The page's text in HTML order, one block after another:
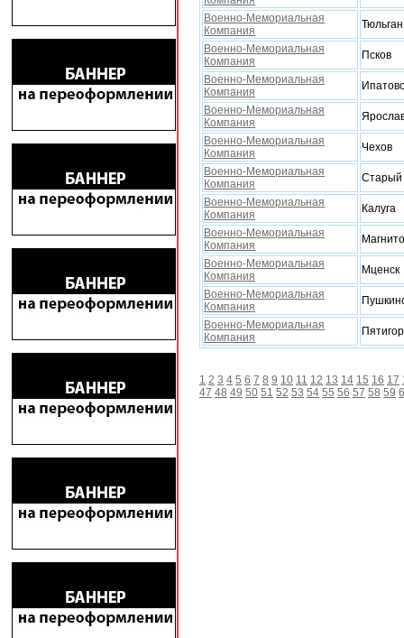
Военно-Мемориальная
Компания
Тюльган
Военно-Мемориальная
Компания
Псков
Военно-Мемориальная
Компания
Военно-Мемориальная
Компания
Военно-Мемориальная
Компания
Чехов
Военно-Мемориальная
Компания
Старый
Военно-Мемориальная
Компания
Калуга
Военно-Мемориальная
Компания
Военно-Мемориальная
Компания
Мценск
Военно-Мемориальная
Компания
Военно-Мемориальная
Компания
1 2 3 4 5 6 7 8 9 10 11 12 13 14 15 16 17
47 48 49 50 51 52 53 54 55 56 57 58 59